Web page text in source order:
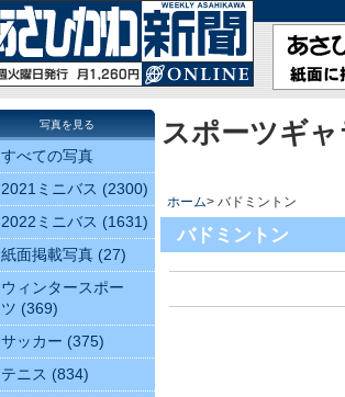
スポーツギ
ホーム> バドミントン
バドミントン
写真を見る
すべての写真
2021ミニバス (2300)
2022ミニバス (1631)
紙面掲載写真 (27)
ウィンタースポー
ツ (369)
サッカー (375)
テニス (834)